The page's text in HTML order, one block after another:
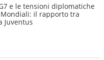
e le tensioni diplomatiche
Mondiali: il rapporto tra
Juventus